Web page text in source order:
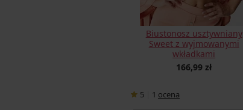
Biustonosz usztywniany
Sweet z wyjmowanymi
wkładkami
166,99 zł
5 1 ocena